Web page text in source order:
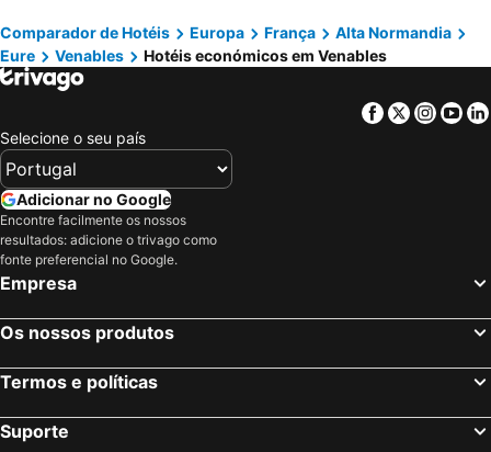
Comparador de Hotéis Europa França
Alta Normandia
Eure
Venables Hotéis económicos em Venables
Facebook
Twitter
Selecione o seu país
Adicionar no Google
Encontre facilmente os nossos
resultados: adicione o trivago como
fonte preferencial no Google.
Empresa
Os nossos produtos
Termos e políticas
Suporte